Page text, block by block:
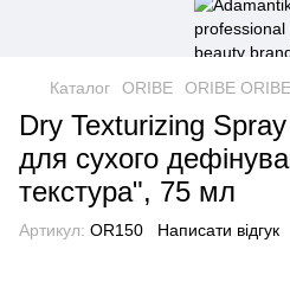
Каталог ORIBE ORIBE ORIBE
Dry Texturizing
для сухого
текстура", 75 мл
Артикул: OR150 Написати відгук